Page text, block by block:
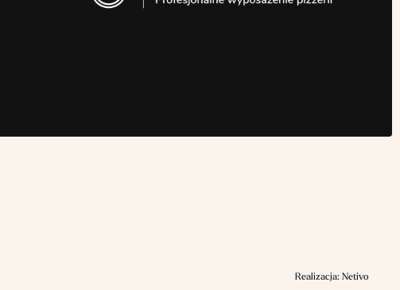
Realizacja: Netivo